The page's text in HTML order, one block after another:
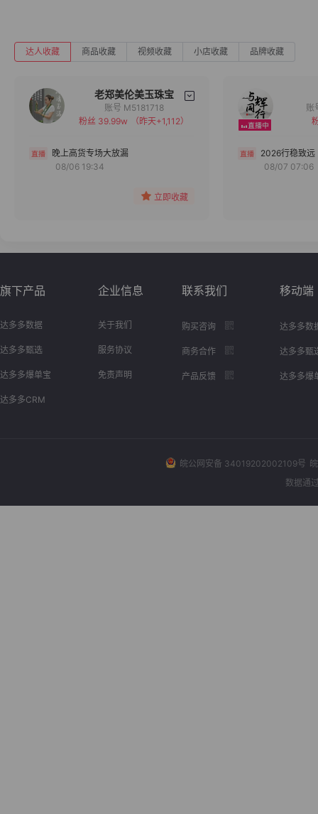
达人收藏 商品收藏 视频收藏 小店收藏 品牌收藏
老郑美伦美玉珠宝
备注
分组
账号 M5181718
粉丝 39.99w
（昨天+1,112）
晚上高货专场大放漏
08/06 19:34
立即收藏
2026行稳致远
08/07 07:06
旗下产品
达多多数据
达多多甄选
达多多爆单宝
达多多CRM
企业信息
关于我们
服务协议
免责声明
联系我们
购买咨询
商务合作
产品反馈
移动端
达多多数
达多多甄
达多多爆
皖公网安备 34019202002109号
数据通